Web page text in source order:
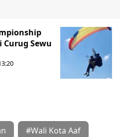
Curug Sewu
#Wali Kota Aaf